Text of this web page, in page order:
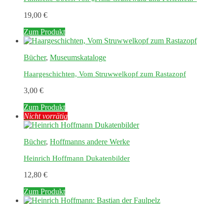
19,00 €
Zum Produkt
Bücher, Museumskataloge
Haargeschichten, Vom Struwwelkopf zum Rastazopf
3,00 €
Zum Produkt
Nicht vorrätig
Bücher, Hoffmanns andere Werke
Heinrich Hoffmann Dukatenbilder
12,80 €
Zum Produkt